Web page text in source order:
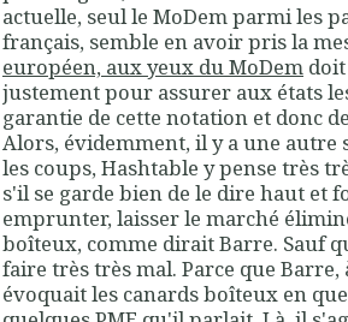
actuelle, seul le MoDem parmi les
français, semble en avoirpris la
européen, aux yeux du MoDem
justement pour assurer aux états
garantie de cette notation et donc
Alors, évidemment, il y a une autre
les coups, Hashtable y pense très
s'il se garde bien de le dire haut et
emprunter, laisser le marché
boîteux, comme dirait Barre. Sauf
faire très très mal. Parce que
évoquait les canards boîteux en